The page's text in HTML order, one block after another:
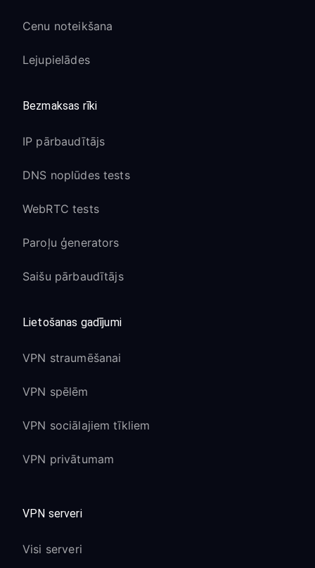
Cenu noteikšana
Lejupielādes
Bezmaksas rīki
IP pārbaudītājs
DNS noplūdes tests
WebRTC tests
Paroļu ģenerators
Saišu pārbaudītājs
Lietošanas gadījumi
VPN straumēšanai
VPN spēlēm
VPN sociālajiem tīkliem
VPN privātumam
VPN serveri
Visi serveri